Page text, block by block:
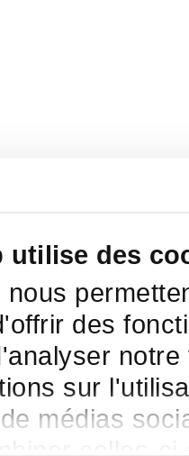
utilise des
nous
des
sur
médias